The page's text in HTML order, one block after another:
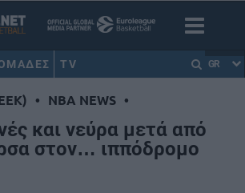
TV GR
• NBA NEWS •
και νεύρα μετά από
στον… ιππόδρομο